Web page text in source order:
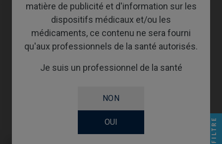
matière de publicité et d'information sur les
dispositifs médicaux et/ou les
médicaments, ce contenu ne sera fourni
qu'aux professionnels de la santé autorisés.
Je suis un professionnel de la santé
NON
OUI FILTRE